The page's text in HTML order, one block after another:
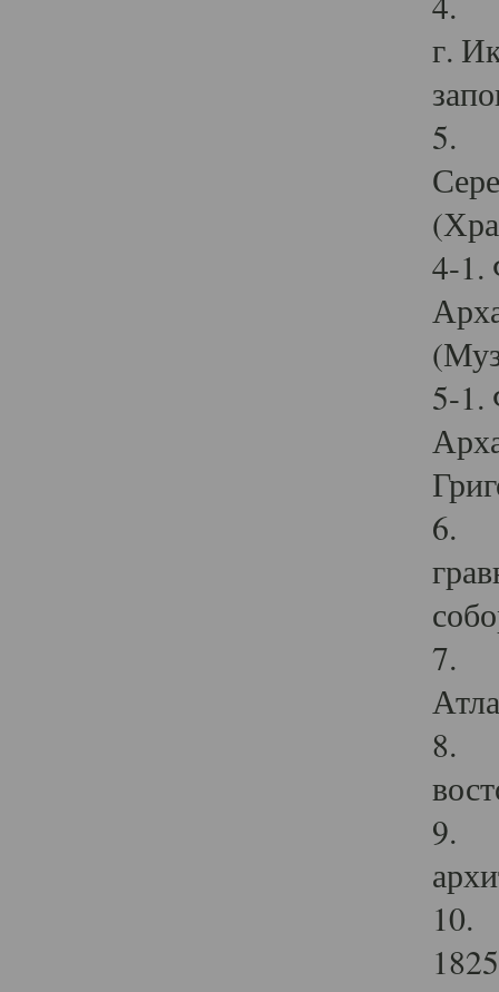
г.
5.
4-1.
5-1.
6.
7.
8.
9.
10.